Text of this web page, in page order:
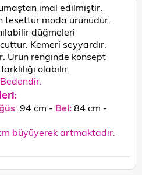
imal edilmiştir.
tesettür moda ürünüdür.
düğmeleri
Kemeri seyyardır.
Ürün renginde konsept
olabilir.
:
: 94 cm - Bel:84 cm -
büyüyerek artmaktadır.